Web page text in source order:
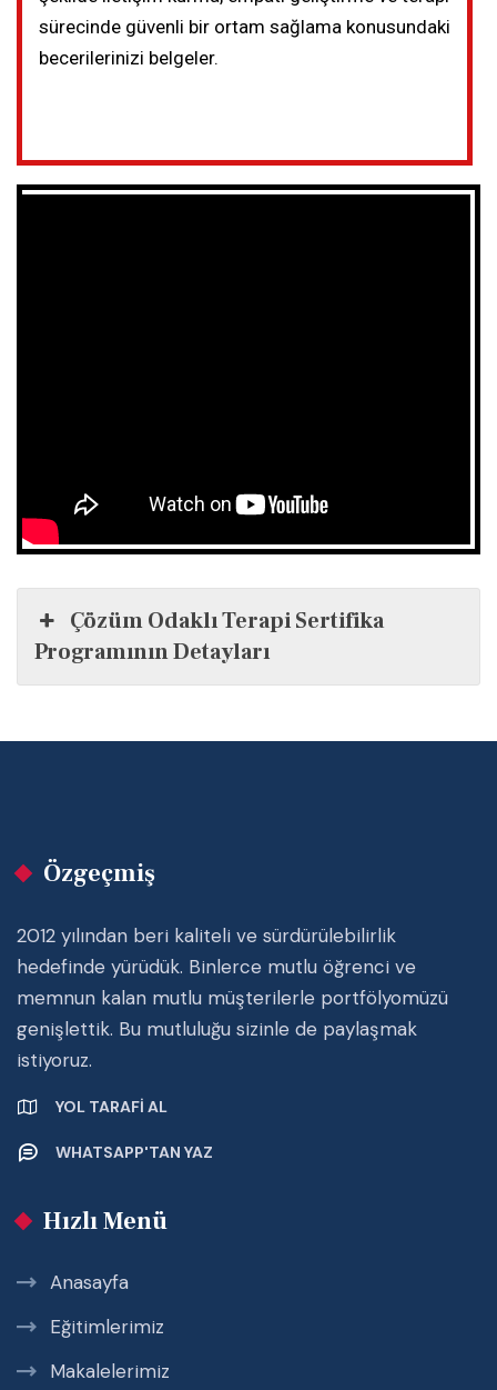
sürecinde güvenli bir ortam sağlama konusundaki
becerilerinizi belgeler.
Çözüm Odaklı Terapi Sertifika
Programının Detayları
Özgeçmiş
2012 yılından beri kaliteli ve sürdürülebilirlik
hedefinde yürüdük. Binlerce mutlu öğrenci ve
memnun kalan mutlu müşterilerle portfölyomüzü
genişlettik. Bu mutluluğu sizinle de paylaşmak
istiyoruz.
YOL TARAFI AL
WHATSAPP'TAN YAZ
Hızlı Menü
Anasayfa
Eğitimlerimiz
Makalelerimiz